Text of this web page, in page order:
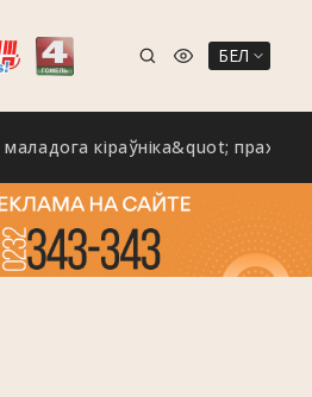
БЕЛ
кіраўніка&quot; праходзіць